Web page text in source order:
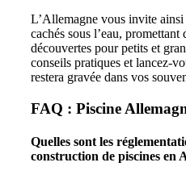
L’Allemagne vous invite ainsi
cachés sous l’eau, promettant
découvertes pour petits et
conseils pratiques et lancez-
restera gravée dans vos
FAQ : Piscine
Quelles sont les
construction de piscines en